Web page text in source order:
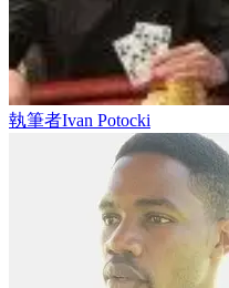
執筆者Ivan Potocki